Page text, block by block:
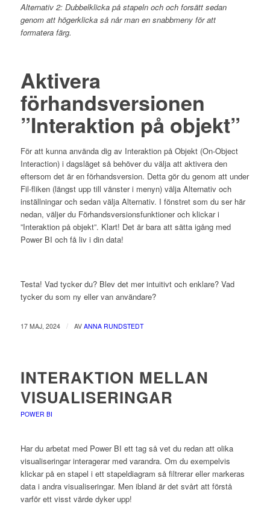
Alternativ 2: Dubbelklicka på stapeln och och forsätt sedan
genom att högerklicka så når man en snabbmeny för att
formatera färg.
Aktivera
förhandsversionen
”Interaktion på objekt”
För att kunna använda dig av Interaktion på Objekt (On-Object
Interaction) i dagsläget så behöver du välja att aktivera den
eftersom det är en förhandsversion. Detta gör du genom att under
Fil-fliken (längst upp till vänster i menyn) välja Alternativ och
inställningar och sedan välja Alternativ. I fönstret som du ser här
nedan, väljer du Förhandsversionsfunktioner och klickar i
”Interaktion på objekt”. Klart! Det är bara att sätta igång med
Power BI och få liv i din data!
Testa! Vad tycker du? Blev det mer intuitivt och enklare? Vad
tycker du som ny eller van användare?
17 MAJ, 2024 / AV ANNA RUNDSTEDT
INTERAKTION MELLAN
VISUALISERINGAR
POWER BI
Har du arbetat med Power BI ett tag så vet du redan att olika
visualiseringar interagerar med varandra. Om du exempelvis
klickar på en stapel i ett stapeldiagram så filtrerar eller markeras
data i andra visualiseringar. Men ibland är det svårt att förstå
varför ett visst värde dyker upp!